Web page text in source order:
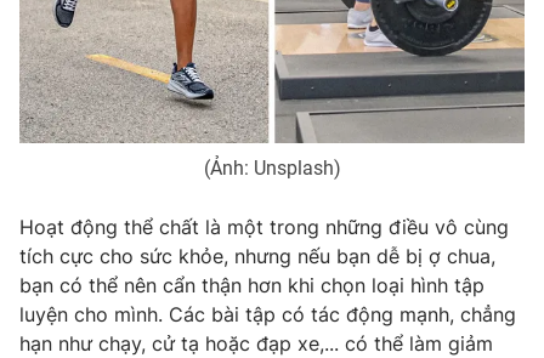
(Ảnh: Unsplash)
Hoạt động thể chất là một trong những điều vô cùng
tích cực cho sức khỏe, nhưng nếu bạn dễ bị ợ chua,
bạn có thể nên cẩn thận hơn khi chọn loại hình tập
luyện cho mình. Các bài tập có tác động mạnh, chẳng
hạn như chạy, cử tạ hoặc đạp xe,... có thể làm giảm